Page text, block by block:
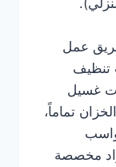
عمل
تنظيف
غسيل
تماماً،
مخصصة